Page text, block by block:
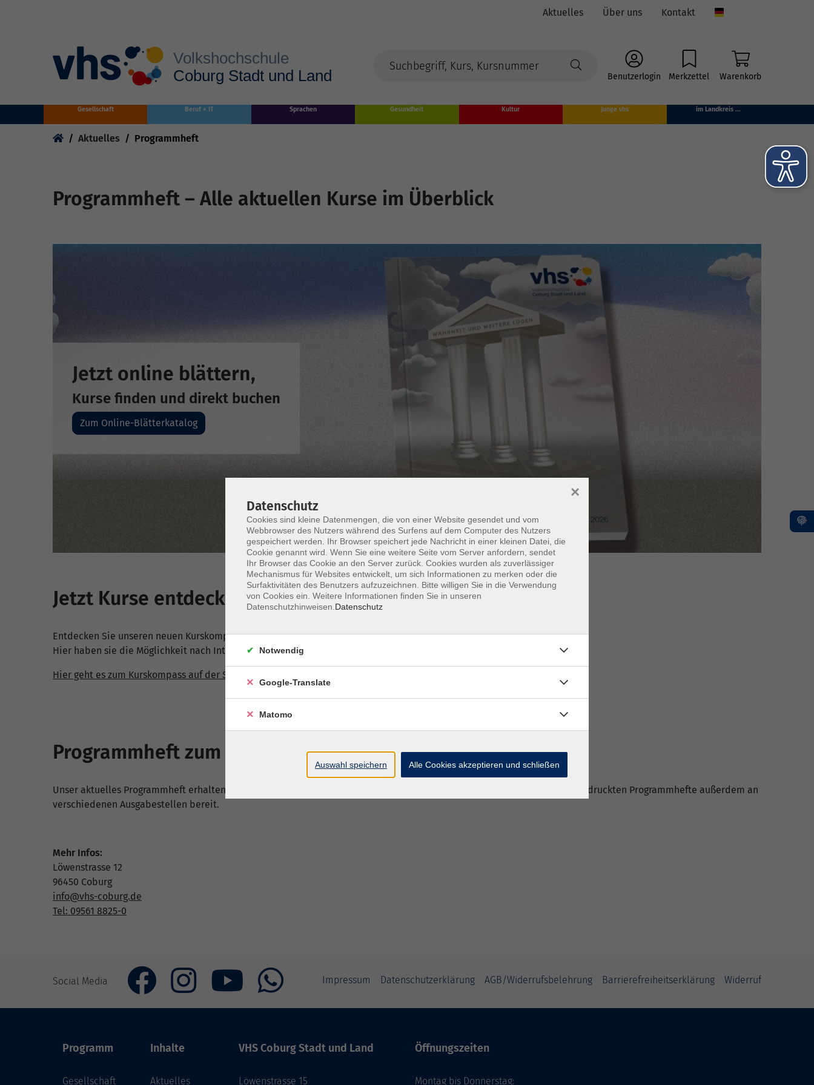
Aktuelles Über uns Kontakt
Benutzerlogin Merkzettel Warenkorb
Gesellschaft Beruf + IT Sprachen Gesundheit Kultur Junge vhs im Landkreis ...
Aktuelles Programmheft
Programmheft – Alle aktuellen Kurse im Überblick
Jetzt online blättern,
Kurse finden und direkt buchen
Zum Online-Blätterkatalog
Jetzt Kurse entdecken
Entdecken Sie unseren neuen Kurskompass mit Filterfunktion auf der Startseite.
Hier haben sie die Möglichkeit nach Interessen, Kurstyp, Zeiten und Orten zu filtern.
Hier geht es zum Kurskompass auf der Startseite.
Programmheft zum Abholen
Unser aktuelles Programmheft erhalten Sie in der Geschäftsstelle der vhs Coburg. In Stadt und Landkreis liegen unsere gedruckten Programmhefte außerdem an
verschiedenen Ausgabestellen bereit.
Mehr Infos:
Löwenstrasse 12
96450 Coburg
info@vhs-coburg.de
Tel: 09561 8825-0
Social Media Impressum Datenschutzerklärung AGB/Widerrufsbelehrung Barrierefreiheitserklärung Widerruf
Programm
Gesellschaft
Inhalte
Aktuelles
VHS Coburg Stadt und Land
Löwenstrasse 15
Öffnungszeiten
Montag bis Donnerstag:
Datenschutz
Cookies sind kleine Datenmengen, die von einer Website gesendet und vom
Webbrowser des Nutzers während des Surfens auf dem Computer des Nutzers
gespeichert werden. Ihr Browser speichert jede Nachricht in einer kleinen Datei, die
Cookie genannt wird. Wenn Sie eine weitere Seite vom Server anfordern, sendet
Ihr Browser das Cookie an den Server zurück. Cookies wurden als zuverlässiger
Mechanismus für Websites entwickelt, um sich Informationen zu merken oder die
Surfaktivitäten des Benutzers aufzuzeichnen. Bitte willigen Sie in die Verwendung
von Cookies ein. Weitere Informationen finden Sie in unseren
Datenschutzhinweisen. Datenschutz
×
Notwendig
Google-Translate
Matomo
Auswahl speichern Alle Cookies akzeptieren und schließen